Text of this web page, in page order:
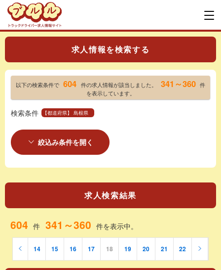
求人情報を検索する
以下の検索条件で 604 件の求人情報が該当しました。 341～360 件
を表示しています。
検索条件 【都道府県】 島根県
絞込み条件を開く
求人検索結果
604 件 341～360 件を表示中。
14 15 16 17 18 19 20 21 22